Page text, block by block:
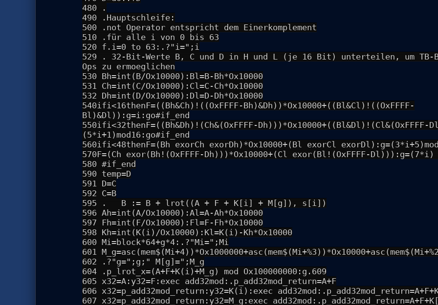
480 .
490 .Hauptschleife:
500 .not Operator entspricht dem Einerkomplement
510 .für alle i von 0 bis 63
520 f.i=0 to 63:.?"i=";i
529 . 32-Bit-Werte B, C und D in H und L (je 16 Bit) unterteilen, um TB-
Ops zu ermoeglichen
530 Bh=int(B/Ox10000):Bl=B-Bh*Ox10000
531 Ch=int(C/Ox10000):Cl=C-Ch*Ox10000
532 Dh=int(D/Ox10000):Dl=D-Dh*Ox10000
540ifi<16thenF=((Bh&Ch)!((OxFFFF-Bh)&Dh))*Ox10000+((Bl&Cl)!((OxFFFF-
Bl)&Dl)):g=i:go#if_end
550ifi<32thenF=((Bh&Dh)!(Ch&(OxFFFF-Dh)))*Ox10000+((Bl&Dl)!(Cl&(OxFFFF-
(5*i+1)mod16:go#if_end
560ifi<48thenF=(Bh exorCh exorDh)*Ox10000+(Bl exorCl
570F=(Ch exor(Bh!(OxFFFF-Dh)))*Ox10000+(Cl exor(Bl!(OxFFFF-Dl))):g=(7*i)
580 #if_end
590 temp=D
591 D=C
592 C=B
595 . B := B + lrot((A + F + K[i] + M[g]), s[i])
596 Ah=int(A/Ox10000):Al=A-Ah*Ox10000
597 Fh=int(F/Ox10000):Fl=F-Fh*Ox10000
598 Kh=int(K(i)/Ox10000):Kl=K(i)-Kh*Ox10000
600 Mi=block*64+g*4:.?"Mi=";Mi
601
602 .?"g=";g;" M[g]=";M_g
604 .p_lrot_x=(A+F+K(i)+M_g) mod Ox100000000:g.609
605 x32=A:y32=F:exec add32mod:.p_add32mod_return=A+F
606 x32=p_add32mod_return:y32=K(i):exec
607 x32=p_add32mod_return:y32=M_g:exec